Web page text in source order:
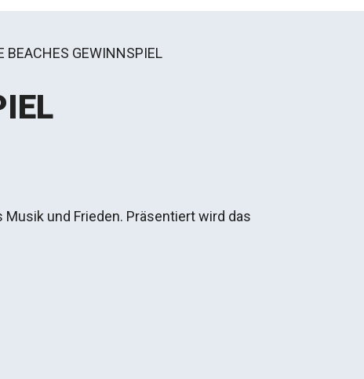
BEACHES GEWINNSPIEL
und Frieden. Präsentiert wird das